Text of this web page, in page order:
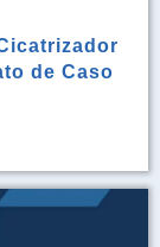
de Caso